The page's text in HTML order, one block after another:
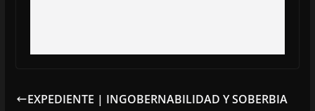
EXPEDIENTE | INGOBERNABILIDAD Y SOBERBIA